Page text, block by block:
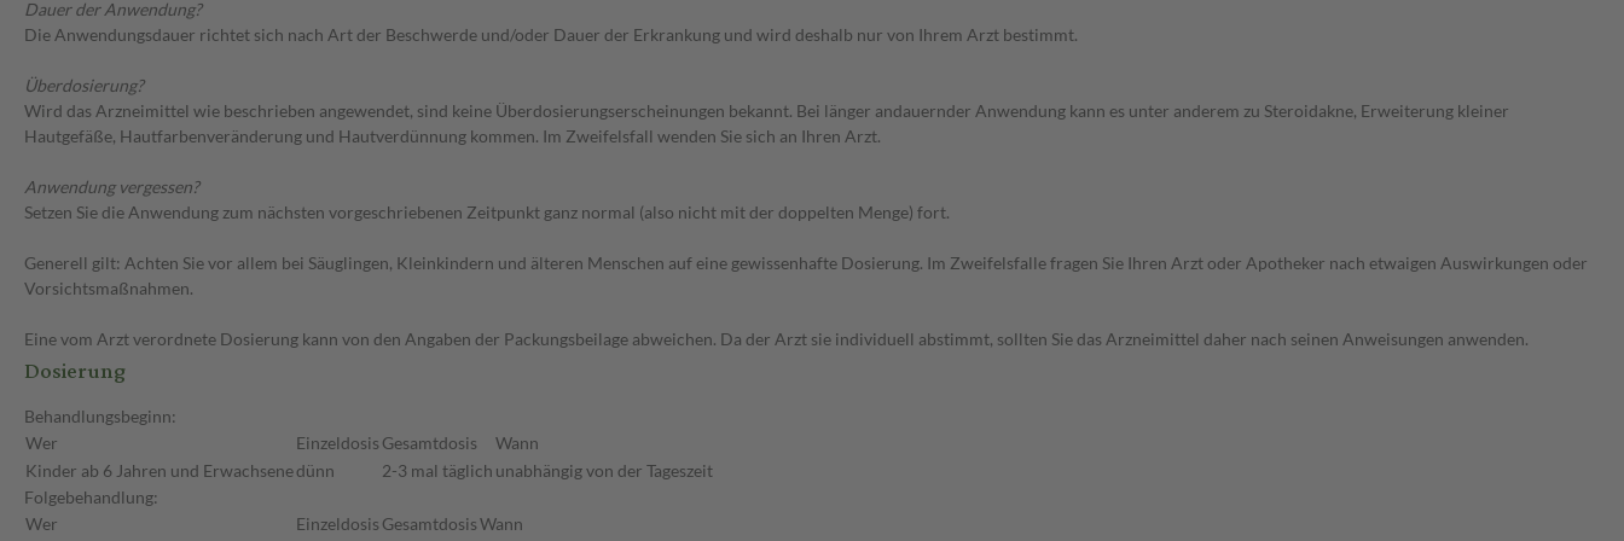
Dauer der Anwendung?
Die Anwendungsdauer richtet sich nach Art der Beschwerde und/oder Dauer der Erkrankung und wird deshalb nur von Ihrem Arzt bestimmt.
Überdosierung?
Wird das Arzneimittel wie beschrieben angewendet, sind keine Überdosierungserscheinungen bekannt. Bei länger andauernder Anwendung kann es unter anderem zu Steroidakne, Erweiterung kleiner
Hautgefäße, Hautfarbenveränderung und Hautverdünnung kommen. Im Zweifelsfall wenden Sie sich an Ihren Arzt.
Anwendung vergessen?
Setzen Sie die Anwendung zum nächsten vorgeschriebenen Zeitpunkt ganz normal (also nicht mit der doppelten Menge) fort.
Generell gilt: Achten Sie vor allem bei Säuglingen, Kleinkindern und älteren Menschen auf eine gewissenhafte Dosierung. Im Zweifelsfalle fragen Sie Ihren Arzt oder Apotheker nach etwaigen Auswirkungen oder
Vorsichtsmaßnahmen.
Eine vom Arzt verordnete Dosierung kann von den Angaben der Packungsbeilage abweichen. Da der Arzt sie individuell abstimmt, sollten Sie das Arzneimittel daher nach seinen Anweisungen anwenden.
Dosierung
Behandlungsbeginn:
Wer
Einzeldosis Gesamtdosis
Wann
Kinder ab 6 Jahren und Erwachsenedünn 2-3 mal täglich unabhängig von der Tageszeit
Folgebehandlung:
Wer
Einzeldosis GesamtdosisWann